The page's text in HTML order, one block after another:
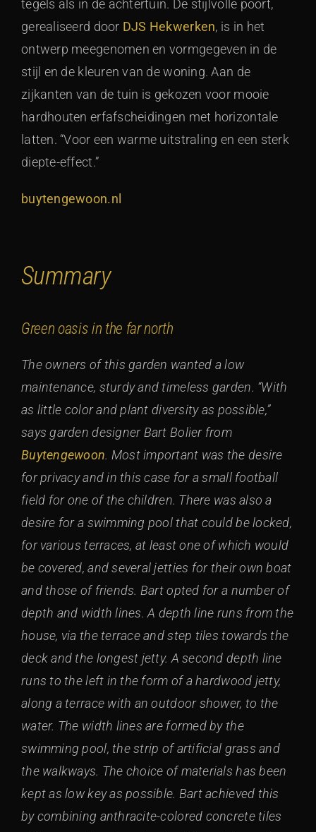
tegels als in de achtertuin. De stijlvolle poort,
gerealiseerd door DJS Hekwerken, is in het
ontwerp meegenomen en vormgegeven in de
stijl en de kleuren van de woning. Aan de
zijkanten van de tuin is gekozen voor mooie
hardhouten erfafscheidingen met horizontale
latten. “Voor een warme uitstraling en een sterk
diepte-effect.”
buytengewoon.nl
Summary
Green oasis in the far north
The owners of this garden wanted a low
maintenance, sturdy and timeless garden. “With
as little color and plant diversity as possible,”
says garden designer Bart Bolier from
Buytengewoon. Most important was the desire
for privacy and in this case for a small football
field for one of the children. There was also a
desire for a swimming pool that could be locked,
for various terraces, at least one of which would
be covered, and several jetties for their own boat
and those of friends. Bart opted for a number of
depth and width lines. A depth line runs from the
house, via the terrace and step tiles towards the
deck and the longest jetty. A second depth line
runs to the left in the form of a hardwood jetty,
along a terrace with an outdoor shower, to the
water. The width lines are formed by the
swimming pool, the strip of artificial grass and
the walkways. The choice of materials has been
kept as low key as possible. Bart achieved this
by combining anthracite-colored concrete tiles